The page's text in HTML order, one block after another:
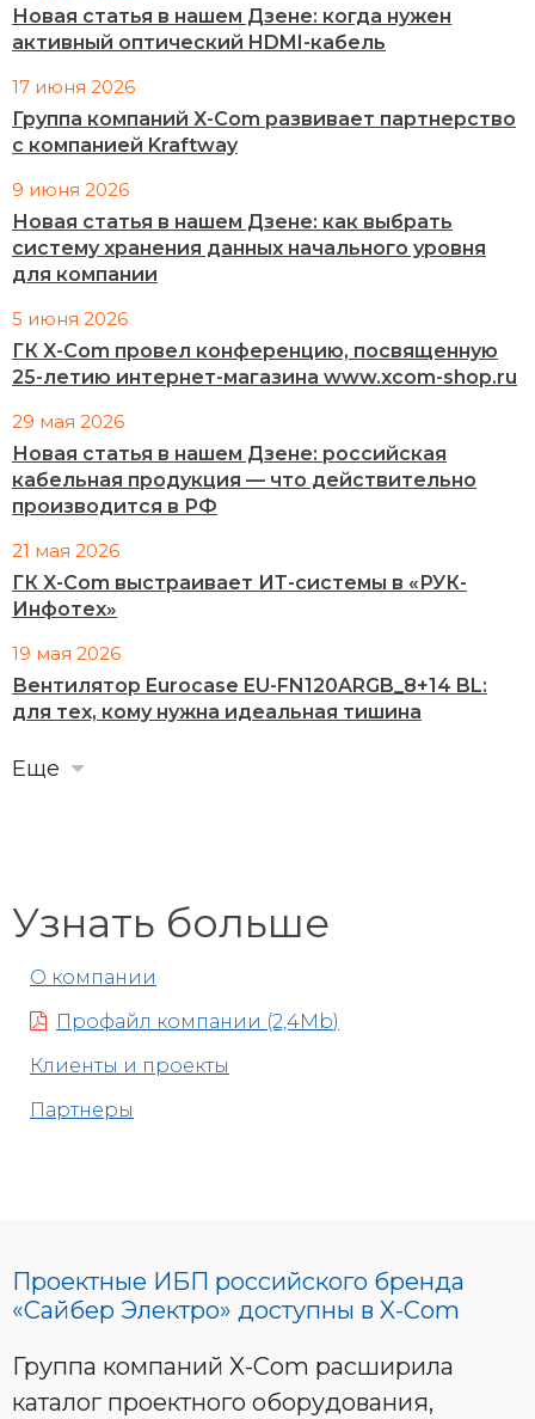
Новая статья в нашем Дзене: когда нужен
активный оптический HDMI-кабель
17 июня 2026
Группа компаний X-Com развивает партнерство
с компанией Kraftway
9 июня 2026
Новая статья в нашем Дзене: как выбрать
систему хранения данных начального уровня
для компании
5 июня 2026
ГК X-Com провел конференцию, посвященную
25-летию интернет-магазина www.xcom-shop.ru
29 мая 2026
Новая статья в нашем Дзене: российская
кабельная продукция — что действительно
производится в РФ
21 мая 2026
ГК X-Com выстраивает ИТ-системы в «РУК-
Инфотех»
19 мая 2026
Вентилятор Eurocase EU-FN120ARGB_8+14 BL:
для тех, кому нужна идеальная тишина
Еще
Узнать больше
О компании
Профайл компании (2,4Mb)
Клиенты и проекты
Партнеры
Проектные ИБП российского бренда
«Сайбер Электро» доступны в X-Com
Группа компаний X-Com расширила
каталог проектного оборудования,